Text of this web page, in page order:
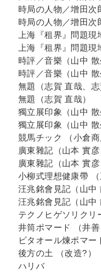
時局の人物／增田次
時局の人物／增田次
上海『租界』問題現
上海『租界』問題現
時評／音樂（山中 散
時評／音樂（山中 散
無題（志賀 直哉、志
無題（志賀 直哉）
獨立展印象（山中 散
獨立展印象（山中 散
競馬チック （小倉商
廣東雜記（山本 實彦
廣東雜記（山本 實彦
小柳式理想健康帶 （
汪兆銘會見記（山中
汪兆銘會見記（山中
テクノヒゲソリクリ
井筒ポマード （井善
ビタオール煉ポマー
後方の土 （改造?）
ハリバ